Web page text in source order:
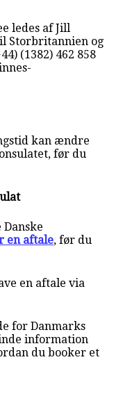
ledes af Jill
Storbritannien og
(1382) 462 858
kan ændre
før du
en aftale, før du
en aftale via
for Danmarks
information
du booker et